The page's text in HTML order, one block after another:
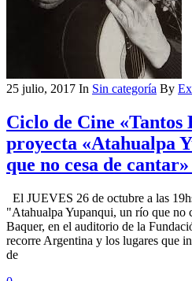
25 julio, 2017 In Sin categoría By
Ciclo de Cine «Tantos
proyecta «Atahualpa
que no cesa de
El JUEVES 26 de octubre a las
"Atahualpa Yupanqui, un río que no
Baquer, en el auditorio de la
recorre Argentina y los lugares que
de